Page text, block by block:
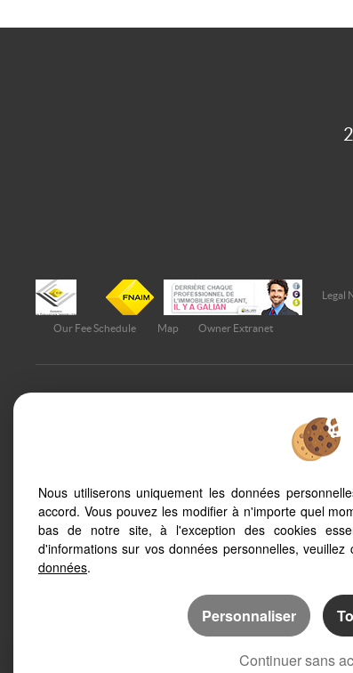
Legal
Our Fee Schedule Map Owner Extranet
Saint Sauveur Camprieu (30750) Val
Saint Andre De Majencoules (30570)
Nous utiliserons uniquement les données
accord. Vous pouvez les modifier à n'importe quel
bas de notre site, à l'exception des cookies
d'informations sur vos données personnelles, veuillez
données.
Personnaliser
Continuer sans